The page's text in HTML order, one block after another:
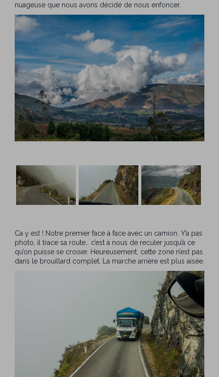
nuageuse que nous avons décidé de nous enfoncer.
Ca y est ! Notre premier face à face avec un camion. Y’a pas
photo, il trace sa route… c’est à nous de reculer jusqu’à ce
qu’on puisse se croiser. Heureusement, cette zone n’est pas
dans le brouillard complet. La marche arrière est plus aisée.